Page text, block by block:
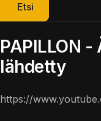
Etsi
PAPILLON
lähdetty
https://